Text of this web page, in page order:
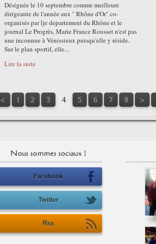
Désignée le 10 septembre comme meilleure
dirigeante de l'année aux " Rhône d'Or" co-
organisés par lje departement du Rhône et le
journal Le Progrès, Marie France Rousset n'est pas
une inconnue à Vénissieux puisqu'elle y réside.
Sur le plan sportif, elle...
Lire la suite
< 1 2 3 4 5 6 7 8 >
Nous sommes sociaux !
Facebook
Twitter
Rss